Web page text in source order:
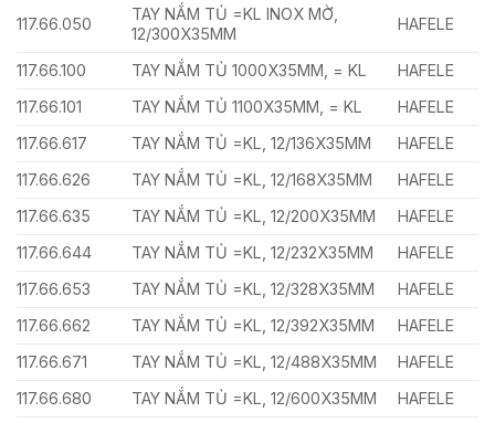
117.66.050
TAY NẮM TỦ =KL INOX MỜ,
12/300X35MM
HAFELE
117.66.100 TAY NẮM TỦ 1000X35MM, = KL
HAFELE
117.66.101
TAY NẮM TỦ 1100X35MM, = KL
HAFELE
117.66.617
TAY NẮM TỦ =KL, 12/136X35MM
HAFELE
117.66.626
TAY NẮM TỦ =KL, 12/168X35MM
HAFELE
117.66.635
TAY NẮM TỦ =KL, 12/200X35MM
HAFELE
117.66.644
TAY NẮM TỦ =KL, 12/232X35MM
HAFELE
117.66.653
TAY NẮM TỦ =KL, 12/328X35MM
HAFELE
117.66.662
TAY NẮM TỦ =KL, 12/392X35MM
HAFELE
117.66.671
TAY NẮM TỦ =KL, 12/488X35MM
HAFELE
117.66.680
TAY NẮM TỦ =KL, 12/600X35MM
HAFELE